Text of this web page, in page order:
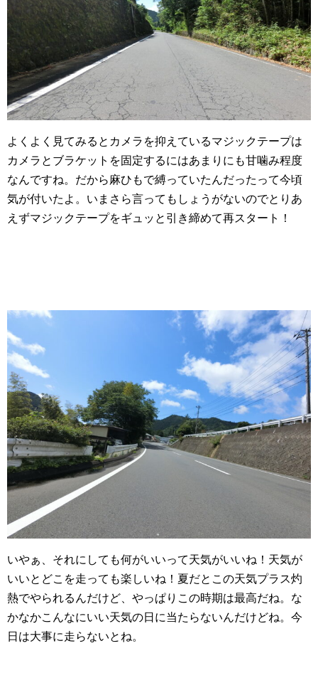
よくよく見てみるとカメラを抑えているマジックテープは
カメラとブラケットを固定するにはあまりにも甘噛み程度
なんですね。だから麻ひもで縛っていたんだったって今頃
気が付いたよ。いまさら言ってもしょうがないのでとりあ
えずマジックテープをギュッと引き締めて再スタート！
いやぁ、それにしても何がいいって天気がいいね！天気が
いいとどこを走っても楽しいね！夏だとこの天気プラス灼
熱でやられるんだけど、やっぱりこの時期は最高だね。な
かなかこんなにいい天気の日に当たらないんだけどね。今
日は大事に走らないとね。